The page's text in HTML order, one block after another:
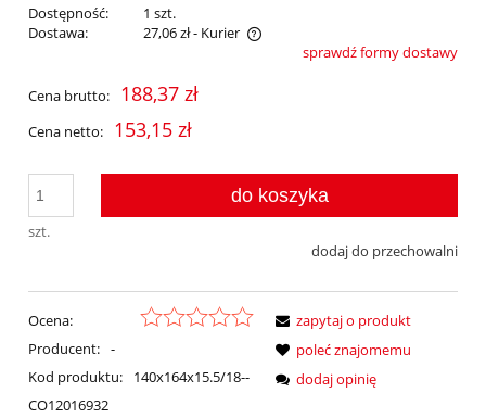
Dostępność:
1 szt.
Dostawa:
27,06 zł- Kurier
Cena nie zawiera ewentualnych kosztów płatnościsprawdź formy dostawy
Cena brutto: 188,37 zł
Cena netto: 153,15 zł
szt.
do koszyka
dodaj do przechowalni
Ocena:
Producent: -
Kod produktu:
140x164x15.5/18--
CO12016932
zapytaj o produkt
poleć znajomemu
dodaj opinię